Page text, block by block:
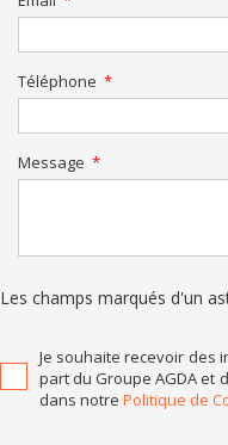
Téléphone
Message
Les champs marqués d'un
Je souhaite recevoir des
part du Groupe AGDA et
dans notre Politique de